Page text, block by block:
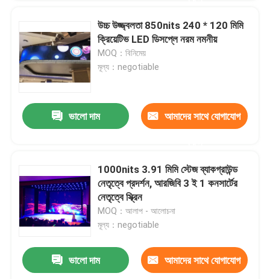
উচ্চ উজ্জ্বলতা 850nits 240 * 120 মিমি
ক্রিয়েটিভ LED ডিসপ্লে নরম নমনীয়
MOQ：বিনিমেয়
মূল্য：negotiable
ভালো দাম আমাদের সাথে যোগাযোগ
1000nits 3.91 মিমি স্টেজ ব্যাকগ্রাউন্ড
নেতৃত্বে প্রদর্শন, আরজিবি 3 ই 1 কনসার্টের
নেতৃত্বে স্ক্রিন
MOQ：আলাপ - আলোচনা
মূল্য：negotiable
ভালো দাম আমাদের সাথে যোগাযোগ